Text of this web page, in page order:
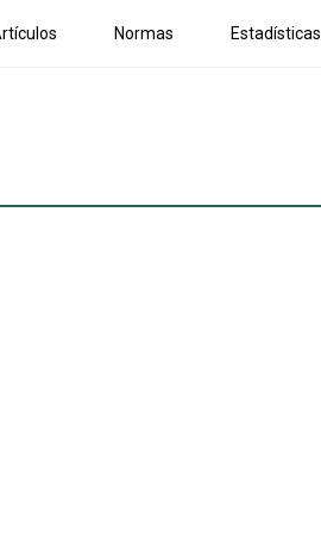
Normas Estadísticas